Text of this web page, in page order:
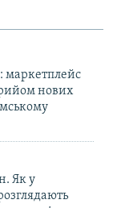
маркетплейс
нових
Як у